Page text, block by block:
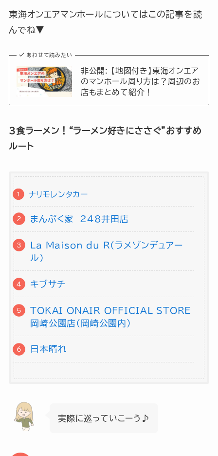
東海オンエアマンホールについてはこの記事を読
んでね▼
あわせて読みたい
非公開: 【地図付き】東海オンエア
のマンホール周り方は？周辺のお
店もまとめて紹介！
3食ラーメン！“ラーメン好きにささぐ”おすすめ
ルート
ナリモレンタカー
まんぷく家 248井田店
La Maison du R(ラメゾンデュアー
ル)
キブサチ
TOKAI ONAIR OFFICIAL STORE
岡崎公園店（岡崎公園内）
日本晴れ
実際に巡っていこーう♪